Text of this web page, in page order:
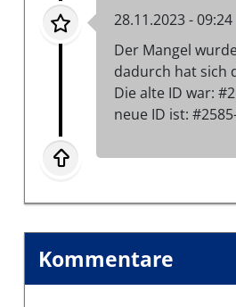
28.11.2023 - 09:24
Der Mangel
dadurch hat sich
Die alte ID war:
neue ID ist:
Kommentare